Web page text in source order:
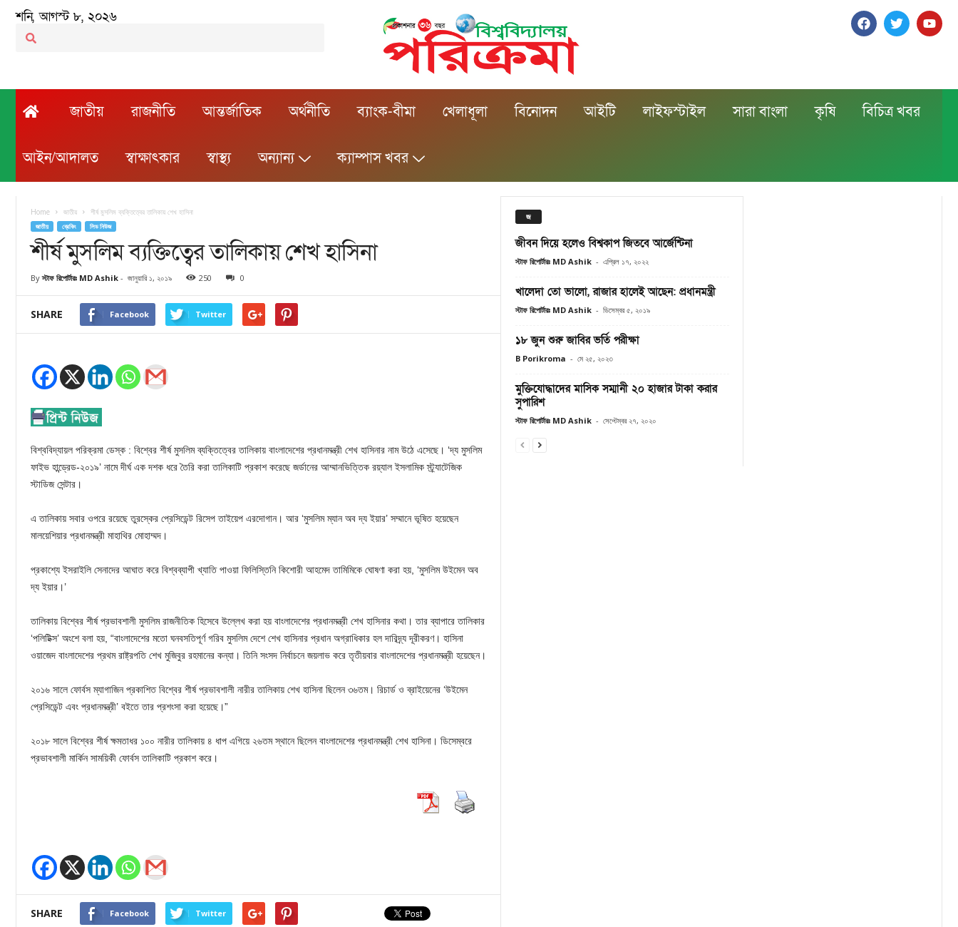
শনি, আগস্ট ৮, ২০২৬
জাতীয় রাজনীতি আন্তর্জাতিক অর্থনীতি ব্যাংক-বীমা খেলাধূলা বিনোদন আইটি লাইফস্টাইল সারা বাংলা কৃষি বিচিত্র খবর
আইন/আদালত স্বাক্ষাৎকার স্বাস্থ্য অন্যান্য ক্যাম্পাস খবর
Home জাতীয় শীর্ষ মুসলিম ব্যক্তিত্বের তালিকায় শেখ হাসিনা
জাতীয় ব্রেকিং লিড নিউজ
শীর্ষ মুসলিম ব্যক্তিত্বের তালিকায় শেখ হাসিনা
By স্টাফ রিপোর্টারঃ MD Ashik - জানুয়ারি ১, ২০১৯ 250 0
SHARE Facebook Twitter
বিশ্ববিদ্যায়ল পরিক্রমা ডেস্ক : বিশ্বের শীর্ষ মুসলিম ব্যক্তিত্বের তালিকায় বাংলাদেশের প্রধানমন্ত্রী শেখ হাসিনার নাম উঠে এসেছে। ‘দ্য মুসলিম
ফাইভ হান্ড্রেড-২০১৯’ নামে দীর্ঘ এক দশক ধরে তৈরি করা তালিকাটি প্রকাশ করেছে জর্ডানের আম্মানভিত্তিক রয়্যাল ইসলামিক স্ট্র্যাটেজিক
স্টাডিজ সেন্টার।
এ তালিকায় সবার ওপরে রয়েছে তুরস্কের প্রেসিডেন্ট রিসেপ তাইয়েপ এরদোগান। আর ‘মুসলিম ম্যান অব দ্য ইয়ার’ সম্মানে ভূষিত হয়েছেন
মালয়েশিয়ার প্রধানমন্ত্রী মাহাথির মোহাম্মদ।
প্রকাশ্যে ইসরাইলি সেনাদের আঘাত করে বিশ্বব্যাপী খ্যাতি পাওয়া ফিলিস্তিনি কিশোরী আহমেদ তামিমিকে ঘোষণা করা হয়, ‘মুসলিম উইমেন অব
দ্য ইয়ার।’
তালিকায় বিশ্বের শীর্ষ প্রভাবশালী মুসলিম রাজনীতিক হিসেবে উল্লেখ করা হয় বাংলাদেশের প্রধানমন্ত্রী শেখ হাসিনার কথা। তার ব্যাপারে তালিকার
‘পলিটিক্স’ অংশে বলা হয়, “বাংলাদেশের মতো ঘনবসতিপূর্ণ গরিব মুসলিম দেশে শেখ হাসিনার প্রধান অগ্রাধিকার হল দারিদ্র্য দূরীকরণ। হাসিনা
ওয়াজেদ বাংলাদেশের প্রথম রাষ্ট্রপতি শেখ মুজিবুর রহমানের কন্যা। তিনি সংসদ নির্বাচনে জয়লাভ করে তৃতীয়বার বাংলাদেশের প্রধানমন্ত্রী হয়েছেন।
২০১৬ সালে ফোর্বস ম্যাগাজিন প্রকাশিত বিশ্বের শীর্ষ প্রভাবশালী নারীর তালিকায় শেখ হাসিনা ছিলেন ৩৬তম। রিচার্ড ও ব্রাইয়েনের ‘উইমেন
প্রেসিডেন্ট এবং প্রধানমন্ত্রী’ বইতে তার প্রশংসা করা হয়েছে।”
২০১৮ সালে বিশ্বের শীর্ষ ক্ষমতাধর ১০০ নারীর তালিকায় ৪ ধাপ এগিয়ে ২৬তম স্থানে ছিলেন বাংলাদেশের প্রধানমন্ত্রী শেখ হাসিনা। ডিসেম্বরে
প্রভাবশালী মার্কিন সাময়িকী ফোর্বস তালিকাটি প্রকাশ করে।
SHARE Facebook Twitter
জ
জীবন দিয়ে হলেও বিশ্বকাপ জিতবে আর্জেন্টিনা
স্টাফ রিপোর্টারঃ MD Ashik - এপ্রিল ১৭, ২০২২
খালেদা তো ভালো, রাজার হালেই আছেন: প্রধানমন্ত্রী
স্টাফ রিপোর্টারঃ MD Ashik - ডিসেম্বর ৫, ২০১৯
১৮ জুন শুরু জাবির ভর্তি পরীক্ষা
B Porikroma - মে ২৫, ২০২৩
মুক্তিযোদ্ধাদের মাসিক সম্মানী ২০ হাজার টাকা করার
সুপারিশ
স্টাফ রিপোর্টারঃ MD Ashik - সেপ্টেম্বর ২৭, ২০২০